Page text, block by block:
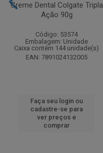
Creme Dental Colgate Tripla
Ação 90g
Código: 53574
Embalagem: Unidade
Caixa contém 144 unidade(s)
EAN: 7891024132005
Faça seu login ou
cadastre-se para
ver preços e
comprar